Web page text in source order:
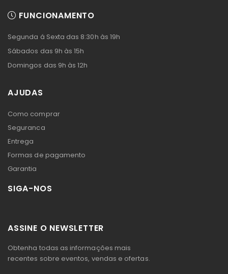
FUNCIONAMENTO
Segunda á Sexta das 8:30h às 19h
Sábados das 9h às 15h
Domingos das 9h às 12h
AJUDAS
Como comprar
Seguranca
Entrega
Formas de pagamento
Garantia
SIGA-NOS
ASSINE O NEWSLETTER
Obtenha todas as informações mais
recentes sobre eventos, vendas e ofertas.